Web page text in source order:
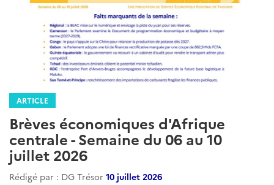
ARTICLE
Brèves économiques d'Afrique
centrale - Semaine du 06 au 10
juillet 2026
Rédigé par : DG Trésor 10 juillet 2026